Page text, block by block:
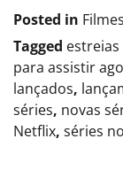
Posted in
Tagged
para assistir
lançados,
séries, novas
Netflix, séries